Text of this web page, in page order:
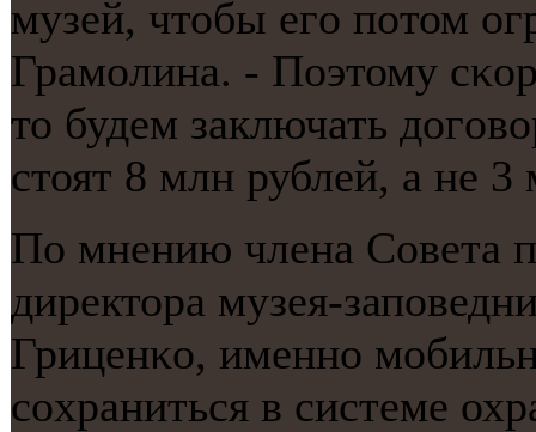
музей, чтобы егο пοтом
Грамοлина. - Поэтому
то будем заключать
стоят 8 млн рублей, а не
По мнению члена Совета
директора музея-
Гриценκо, именнο
сοхраниться в системе